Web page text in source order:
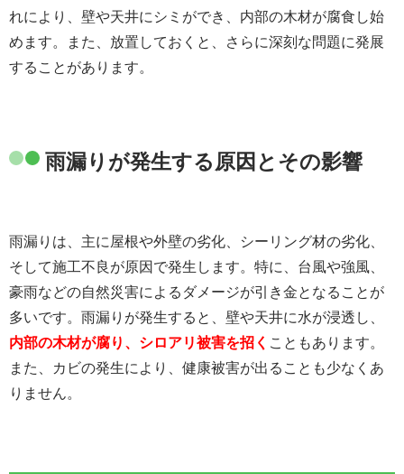
れにより、壁や天井にシミができ、内部の木材が腐食し始
めます。また、放置しておくと、さらに深刻な問題に発展
することがあります。
雨漏りが発生する原因とその影響
雨漏りは、主に屋根や外壁の劣化、シーリング材の劣化、
そして施工不良が原因で発生します。特に、台風や強風、
豪雨などの自然災害によるダメージが引き金となることが
多いです。雨漏りが発生すると、壁や天井に水が浸透し、
内部の木材が腐り、シロアリ被害を招く こともあります。
また、カビの発生により、健康被害が出ることも少なくあ
りません。